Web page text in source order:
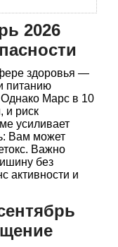
2026
здоровья —
питанию
Однако Марс в 10
и риск
усиливает
Вам может
Важно
без
активности и